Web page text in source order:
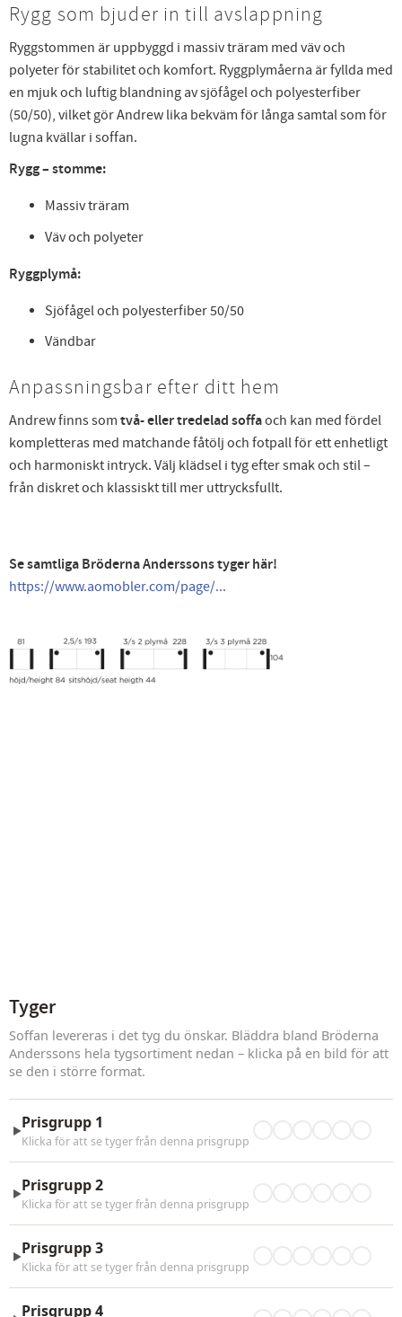
Rygg som bjuder in till avslappning
Ryggstommen är uppbyggd i massiv träram med väv och
polyeter för stabilitet och komfort. Ryggplymåerna är fyllda med
en mjuk och luftig blandning av sjöfågel och polyesterfiber
(50/50), vilket gör Andrew lika bekväm för långa samtal som för
lugna kvällar i soffan.
Rygg – stomme:
Massiv träram
Väv och polyeter
Ryggplymå:
Sjöfågel och polyesterfiber 50/50
Vändbar
Anpassningsbar efter ditt hem
Andrew finns som två- eller tredelad soffaoch kan med fördel
kompletteras med matchande fåtölj och fotpall för ett enhetligt
och harmoniskt intryck. Välj klädsel i tyg efter smak och stil –
från diskret och klassiskt till mer uttrycksfullt.
Se samtliga Bröderna Anderssons tyger här!
https://www.aomobler.com/page/...
Tyger
Soffan levereras i det tyg du önskar. Bläddra bland Bröderna
Anderssons hela tygsortiment nedan – klicka på en bild för att
se den i större format.
►Prisgrupp 1
Klicka för att se tyger från denna prisgrupp
►Prisgrupp 2
Klicka för att se tyger från denna prisgrupp
►Prisgrupp 3
Klicka för att se tyger från denna prisgrupp
Prisgrupp 4